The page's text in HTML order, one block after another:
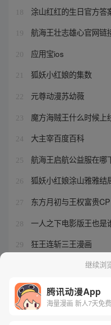
18 涂山红红的生日官方答
19 航海王壮志雄心官网链
20 应用宝ios
21 狐妖小红娘的集数
22 元尊动漫苏幼薇
23 魔方海贼王什么时候上
24 大主宰百度百科
25 航海王启航公益服在哪
26 狐妖小红娘涂山雅雅结
27 东方月初与王权富贵CP
28 一人之下电影版王也是
29 狂王连斩三王漫画
继续浏
腾讯动漫App
海量漫画 新人7天免